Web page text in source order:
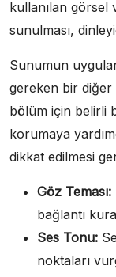
kullanılan görsel
sunulması,
Sunumun
gereken bir
bölüm için belirli
korumaya
dikkat edilmesi
Göz Teması:
bağlantı
Ses Tonu:
noktaları